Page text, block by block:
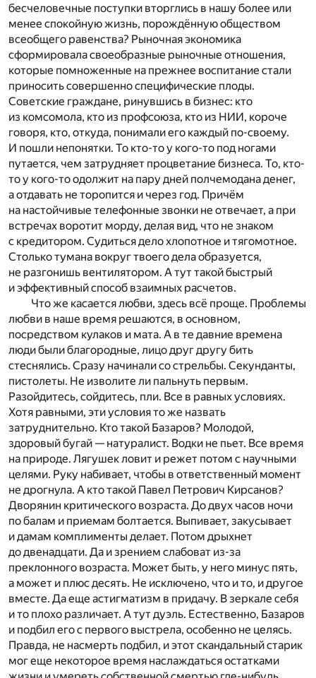
бесчеловечные поступки вторглись в нашу более или
менее спокойную жизнь, порождённую обществом
всеобщего равенства? Рыночная экономика
сформировала своеобразные рыночные отношения,
которые помноженные на прежнее воспитание стали
приносить совершенно специфические плоды.
Советские граждане, ринувшись в бизнес: кто
из комсомола, кто из профсоюза, кто из НИИ, короче
говоря, кто, откуда, понимали его каждый по-своему.
И пошли непонятки. То кто-то у кого-то под ногами
путается, чем затрудняет процветание бизнеса. То, кто-
то у кого-то одолжит на пару дней полчемодана денег,
а отдавать не торопится и через год. Причём
на настойчивые телефонные звонки не отвечает, а при
встречах воротит морду, делая вид, что не знаком
с кредитором. Судиться дело хлопотное и тягомотное.
Столько тумана вокруг твоего дела образуется,
не разгонишь вентилятором. А тут такой быстрый
и эффективный способ взаимных расчетов.
Что же касается любви, здесь всё проще. Проблемы
любви в наше время решаются, в основном,
посредством кулаков и мата. А в те давние времена
люди были благородные, лицо друг другу бить
стеснялись. Сразу начинали со стрельбы. Секунданты,
пистолеты. Не изволите ли пальнуть первым.
Разойдитесь, сойдитесь, пли. Все в равных условиях.
Хотя равными, эти условия то же назвать
затруднительно. Кто такой Базаров? Молодой,
здоровый бугай — натуралист. Водки не пьет. Все время
на природе. Лягушек ловит и режет потом с научными
целями. Руку набивает, чтобы в ответственный момент
не дрогнула. А кто такой Павел Петрович Кирсанов?
Дворянин критического возраста. До двух часов ночи
по балам и приемам болтается. Выпивает, закусывает
и дамам комплименты делает. Потом дрыхнет
до двенадцати. Да и зрением слабоват из-за
преклонного возраста. Может быть, у него минус пять,
а может и плюс десять. Не исключено, что и то, и другое
вместе. Да еще астигматизм в придачу. В зеркале себя
и то плохо различает. А тут дуэль. Естественно, Базаров
и подбил его с первого выстрела, особенно не целясь.
Правда, не насмерть подбил, и этот скандальный старик
мог еще некоторое время наслаждаться остатками